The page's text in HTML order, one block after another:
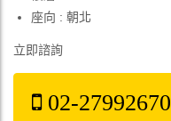
座向 : 朝北
立即諮詢
02-27992670